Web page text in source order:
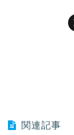
関連記事